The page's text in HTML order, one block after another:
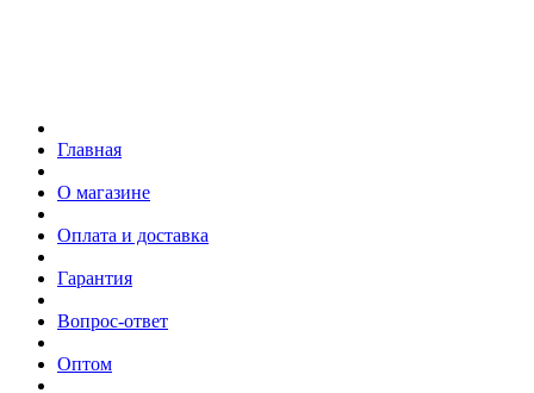
Главная
О магазине
Оплата и доставка
Гарантия
Вопрос-ответ
Оптом